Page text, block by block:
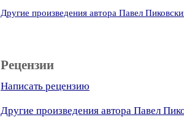
Другие произведения автора Павел
Рецензии
Написать рецензию
Другие произведения автора Павел